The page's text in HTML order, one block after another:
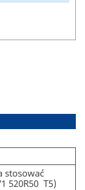
stosować
520R50 T5)